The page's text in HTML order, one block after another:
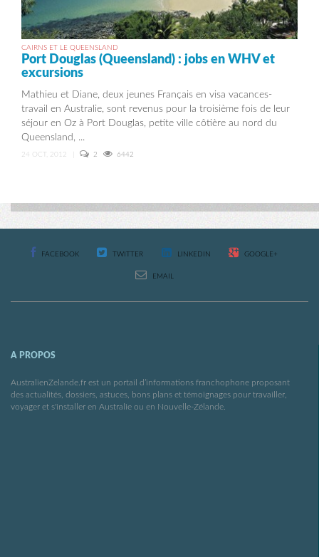
CAIRNS ET LE QUEENSLAND
Port Douglas (Queensland) : jobs en WHV et
excursions
Mathieu et Diane, deux jeunes Français en visa vacances-
travail en Australie, sont revenus pour la troisième fois de leur
séjour en Oz à Port Douglas, petite ville côtière au nord du
Queensland, ...
24 OCT, 2012 2 6442
FACEBOOK TWITTER LINKEDIN GOOGLE+
EMAIL
A PROPOS
AustralienZelande.fr est un portail d’informations franchophone proposant
des actualités, dossiers, astuces, bons plans et témoignages pour travailler,
voyager et s'installer en Australie ou en Nouvelle-Zélande.